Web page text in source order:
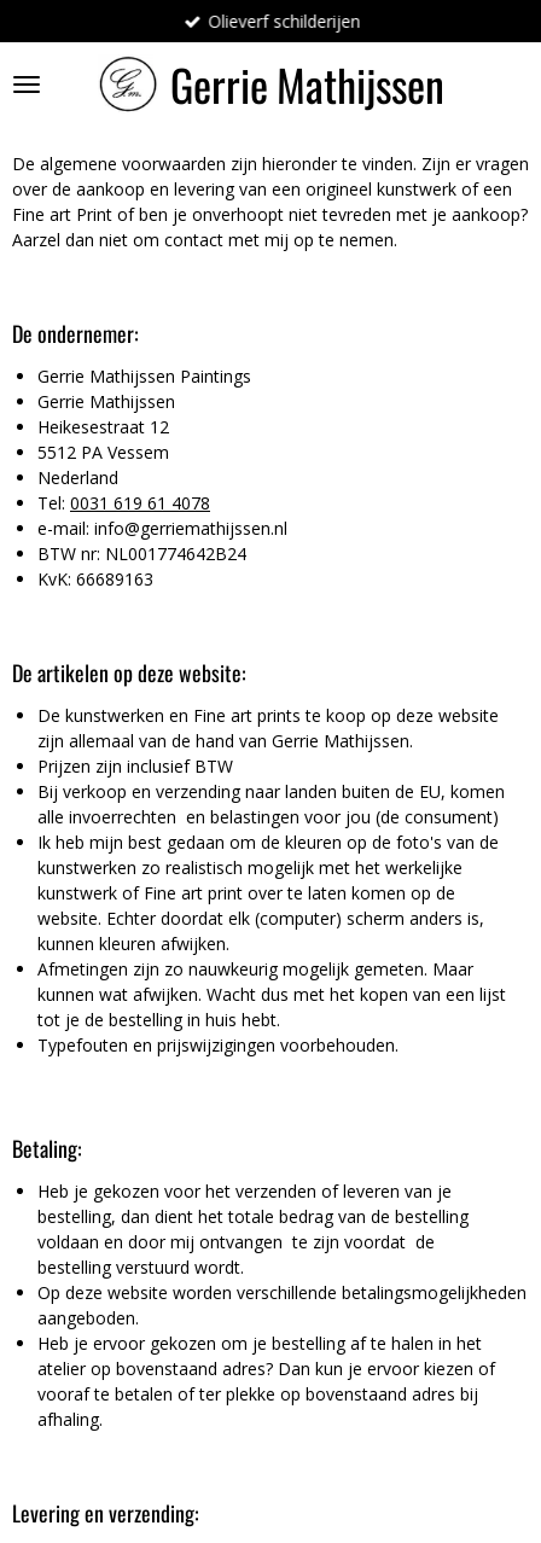
direct
naar
de
GerrieMathijssen
Olieverf schilderijen
De algemene voorwaarden zijn hieronder te vinden. Zijn er vragen
over de aankoop en levering van een origineel kunstwerk of een
Fine art Print of ben je onverhoopt niet tevreden met je aankoop?
Aarzel dan niet om contact met mij op te nemen.
De ondernemer:
Gerrie Mathijssen Paintings
Gerrie Mathijssen
Heikesestraat 12
5512 PA Vessem
Nederland
Tel: 0031 619 61 4078
e-mail: info@gerriemathijssen.nl
BTW nr: NL001774642B24
KvK: 66689163
De artikelen op deze website:
De kunstwerken en Fine art prints te koop op deze website
zijn allemaal van de hand van Gerrie Mathijssen.
Prijzen zijn inclusief BTW
Bij verkoop en verzending naar landen buiten de EU, komen
alle invoerrechten en belastingen voor jou (de consument)
Ik heb mijn best gedaan om de kleuren op de foto's van de
kunstwerken zo realistisch mogelijk met het werkelijke
kunstwerk of Fine art print over te laten komen op de
website. Echter doordat elk (computer) scherm anders is,
kunnen kleuren afwijken.
Afmetingen zijn zo nauwkeurig mogelijk gemeten. Maar
kunnen wat afwijken. Wacht dus met het kopen van een lijst
tot je de bestelling in huis hebt.
Typefouten en prijswijzigingen voorbehouden.
Betaling:
Heb je gekozen voor het verzenden of leveren van je
bestelling, dan dient het totale bedrag van de bestelling
voldaan en door mij ontvangen te zijn voordat de
bestelling verstuurd wordt.
Op deze website worden verschillende betalingsmogelijkheden
aangeboden.
Heb je ervoor gekozen om je bestelling af te halen in het
atelier op bovenstaand adres? Dan kun je ervoor kiezen of
vooraf te betalen of ter plekke op bovenstaand adres bij
afhaling.
Levering en verzending: